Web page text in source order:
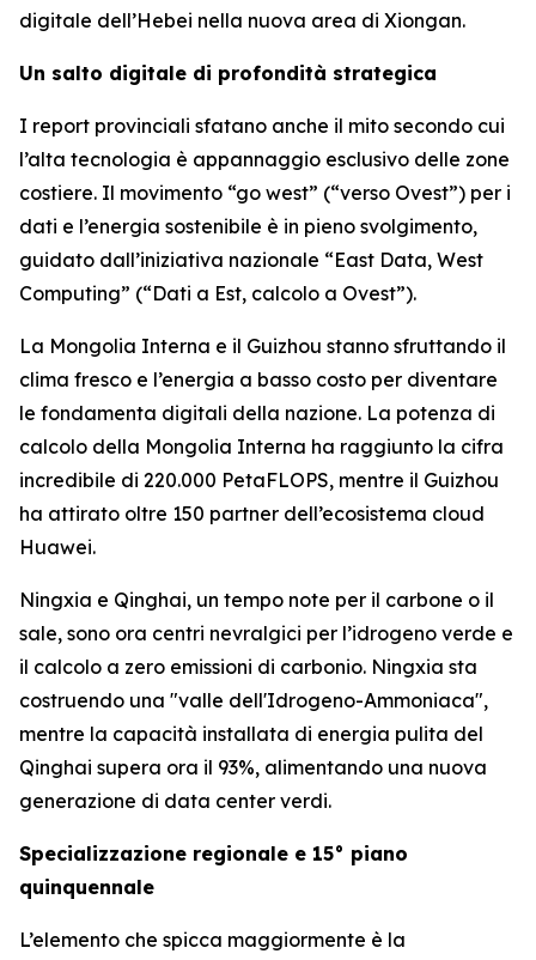
digitale dell’Hebei nella nuova area di Xiongan.
Un salto digitale di profondità strategica
I report provinciali sfatano anche il mito secondo cui
l’alta tecnologia è appannaggio esclusivo delle zone
costiere. Il movimento “go west” (“verso Ovest”) per i
dati e l’energia sostenibile è in pieno svolgimento,
guidato dall’iniziativa nazionale “East Data, West
Computing” (“Dati a Est, calcolo a Ovest”).
La Mongolia Interna e il Guizhou stanno sfruttando il
clima fresco e l’energia a basso costo per diventare
le fondamenta digitali della nazione. La potenza di
calcolo della Mongolia Interna ha raggiunto la cifra
incredibile di 220.000 PetaFLOPS, mentre il Guizhou
ha attirato oltre 150 partner dell’ecosistema cloud
Huawei.
Ningxia e Qinghai, un tempo note per il carbone o il
sale, sono ora centri nevralgici per l’idrogeno verde e
il calcolo a zero emissioni di carbonio. Ningxia sta
costruendo una "valle dell'Idrogeno-Ammoniaca",
mentre la capacità installata di energia pulita del
Qinghai supera ora il 93%, alimentando una nuova
generazione di data center verdi.
Specializzazione regionale e 15° piano
quinquennale
L’elemento che spicca maggiormente è la